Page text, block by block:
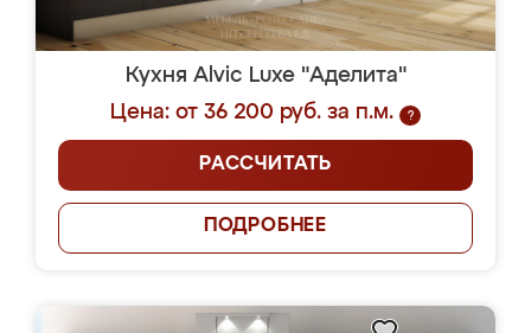
Кухня Alvic Luxe "Аделита"
Цена: от 36 200 руб. за п.м.
?
РАССЧИТАТЬ
ПОДРОБНЕЕ